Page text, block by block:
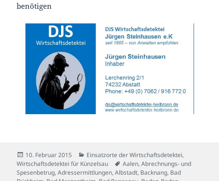
benötigen
Veröffentlicht
am
10. Februar 2015 Kategorien
Einsatzorte der Wirtschaftsdetektei,
Wirtschaftsdetektei für Künzelsau
Schlagwörter
Aalen,Abrechnungs- und
Spesenbetrug,Adressermittlungen,Albstadt, Backnang, Bad